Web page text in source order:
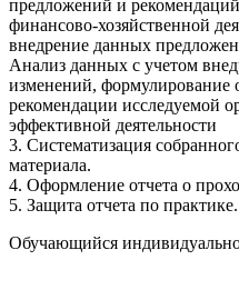
предложений и
финансово-хозяйственной
внедрение данных
Анализ данных с учетом
изменений, формулирование
рекомендации исследуемой
эффективной деятельности
3. Систематизация
материала.
4. Оформление отчета о
5. Защита отчета по практике.
Обучающийся